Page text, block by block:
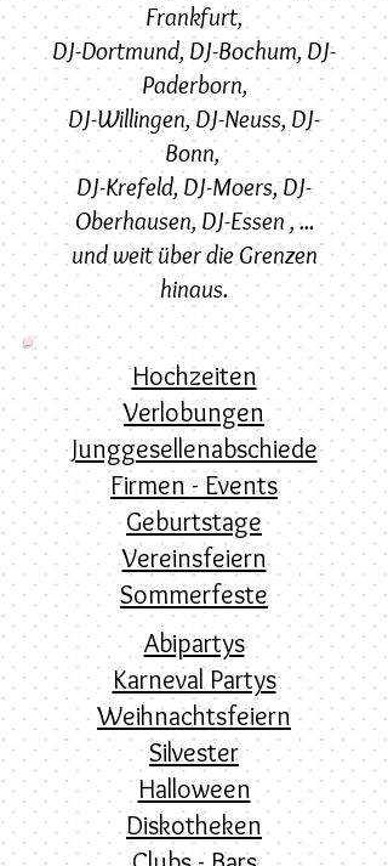
Frankfurt,
DJ-Dortmund, DJ-Bochum, DJ-
Paderborn,
DJ-Willingen,DJ-Neuss,DJ-
Bonn,
DJ-Krefeld, DJ-Moers,DJ-
Oberhausen, DJ-Essen, ...
und weit über die Grenzen
hinaus.
Hochzeiten
Verlobungen
Junggesellenabschiede
Firmen - Events
Geburtstage
Vereinsfeiern
Sommerfeste
Abipartys
Karneval Partys
Weihnachtsfeiern
Silvester
Halloween
Diskotheken